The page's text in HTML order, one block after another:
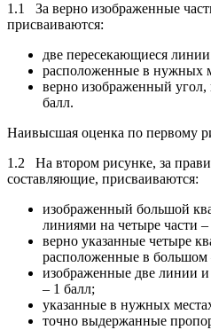
1.1 За верно изображенные
присваиваются:
две пересекающиеся
расположенные в нужных
верно изображенный угол,
балл.
Наивысшая оценка по первому
1.2 На втором рисунке, за
составляющие, присваиваются:
изображенный большой
линиями на четыре части –
верно указанные четыре
расположенные в большом
изображенные две линии
– 1 балл;
указанные в нужных
точно выдержанные